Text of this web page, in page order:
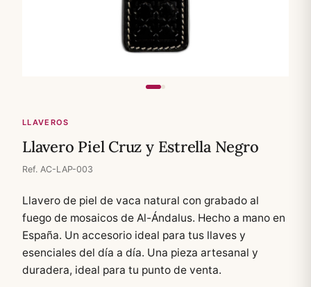
LLAVEROS
Llavero Piel Cruz y Estrella Negro
Ref. AC-LAP-003
Llavero de piel de vaca natural con grabado al
fuego de mosaicos de Al-Ándalus. Hecho a mano en
España. Un accesorio ideal para tus llaves y
esenciales del día a día. Una pieza artesanal y
duradera, ideal para tu punto de venta.